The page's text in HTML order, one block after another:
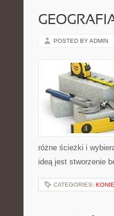
POSTED BY ADMIN
różne ścieżki i
ideą jest stworzenie
CATEGORIES: